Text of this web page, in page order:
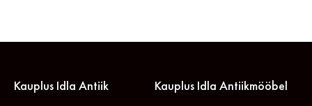
Kauplus Idla Antiik Kauplus Idla Antiikmööbel